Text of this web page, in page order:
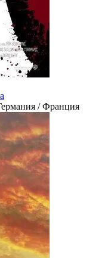
/ Франция